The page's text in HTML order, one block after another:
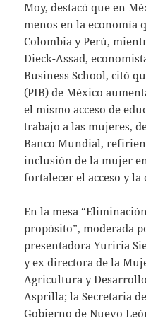
Moy, destacó que en
menos en la economía
Colombia y Perú,
Dieck-Assad,
Business School, citó
(PIB) de México
el mismo acceso de
trabajo a las mujeres,
Banco Mundial,
inclusión de la mujer
fortalecer el acceso y la
En la mesa
propósito”, moderada
presentadora Yuriria
y ex directora de la
Agricultura y
Asprilla; la Secretaria
Gobierno de Nuevo